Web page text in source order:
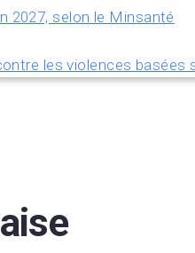
2027, selon le Minsanté
les violences basées